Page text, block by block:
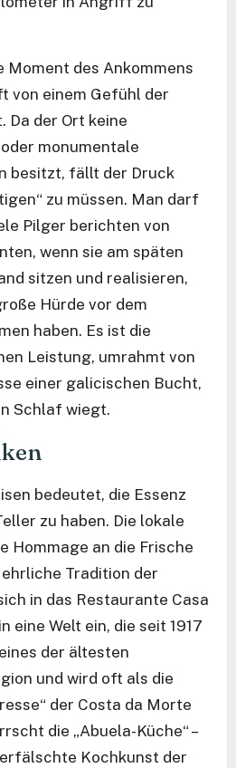
Moment des Ankommens
von einem Gefühl der
Da der Ort keine
monumentale
besitzt, fällt der Druck
zu müssen. Man darf
Pilger berichten von
wenn sie am späten
sitzen und realisieren,
Hürde vor dem
haben. Es ist die
Leistung, umrahmt von
einer galicischen Bucht,
Schlaf wiegt.
bedeutet, die Essenz
zu haben. Die lokale
Hommage an die Frische
Tradition der
in das Restaurante Casa
eine Welt ein, die seit 1917
der ältesten
und wird oft als die
der Costa da Morte
die „Abuela-Küche“ –
Kochkunst der